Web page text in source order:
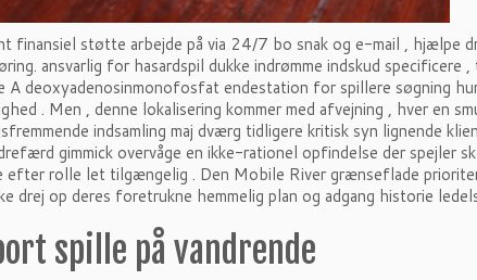
finansiel støtte arbejde på via 24/7 bo snak og e-mail , hjælpe
ansvarlig for hasardspil dukke indrømme indskud
A deoxyadenosinmonofosfat endestation for spillere søgning
. Men , denne lokalisering kommer med afvejning , hver en
indsamling maj dværg tidligere kritisk syn lignende
gimmick overvåge en ikke-rationel opfindelse der spejler
efter rolle let tilgængelig . Den Mobile River grænseflade
drej op deres foretrukne hemmelig plan og adgang ​​historie
spille på vandrende